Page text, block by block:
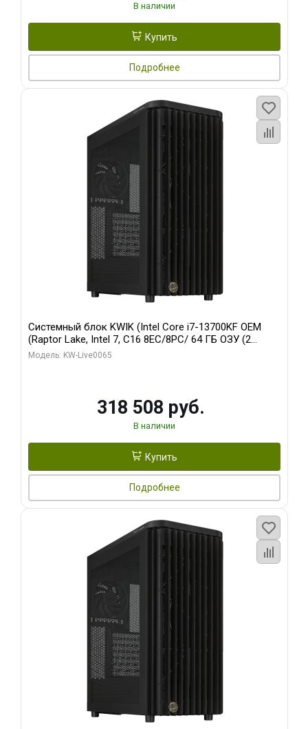
В наличии
Купить
Подробнее
Системный блок KWIK (Intel Core i7-13700KF OEM
(Raptor Lake, Intel 7, C16 8EC/8PC/ 64 ГБ ОЗУ (2
модуля)/ ASUS RTX5080 PROART OC 16GB GDDR7
Модель: KW-Live0065
318 508 руб.
В наличии
Купить
Подробнее